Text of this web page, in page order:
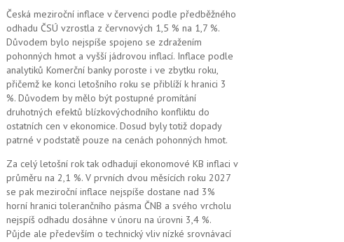
Česká meziroční inflace v červenci podle předběžného
odhadu ČSÚ vzrostla z červnových 1,5 % na 1,7 %.
Důvodem bylo nejspíše spojeno se zdražením
pohonných hmot a vyšší jádrovou inflací. Inflace podle
analytiků Komerční banky poroste i ve zbytku roku,
přičemž ke konci letošního roku se přiblíží k hranici 3
%. Důvodem by mělo být postupné promítání
druhotných efektů blízkovýchodního konfliktu do
ostatních cen v ekonomice. Dosud byly totiž dopady
patrné v podstatě pouze na cenách pohonných hmot.
Za celý letošní rok tak odhadují ekonomové KB inflaci v
průměru na 2,1 %. V prvních dvou měsících roku 2027
se pak meziroční inflace nejspíše dostane nad 3%
horní hranici tolerančního pásma ČNB a svého vrcholu
nejspíš odhadu dosáhne v únoru na úrovni 3,4 %.
Půjde ale především o technický vliv nízké srovnávací